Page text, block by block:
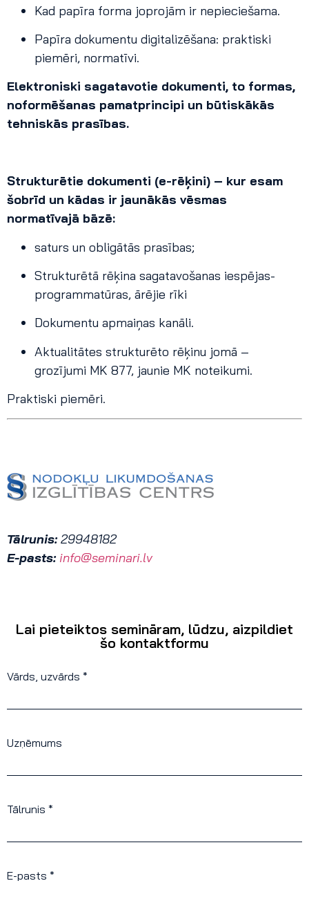
Kad papīra forma joprojām ir nepieciešama.
Papīra dokumentu digitalizēšana: praktiski
piemēri, normatīvi.
Elektroniski sagatavotie dokumenti, to formas,
noformēšanas pamatprincipi un būtiskākās
tehniskās prasības.
Strukturētie dokumenti (e-rēķini) – kur esam
šobrīd un kādas ir jaunākās vēsmas
normatīvajā bāzē:
saturs un obligātās prasības;
Strukturētā rēķina sagatavošanas iespējas-
programmatūras, ārējie rīki
Dokumentu apmaiņas kanāli.
Aktualitātes strukturēto rēķinu jomā –
grozījumi MK 877, jaunie MK noteikumi.
Praktiski piemēri.
Tālrunis:29948182
E-pasts: info@seminari.lv
Lai pieteiktos semināram, lūdzu, aizpildiet
šo kontaktformu
Vārds, uzvārds *
Uzņēmums
Tālrunis *
E-pasts *